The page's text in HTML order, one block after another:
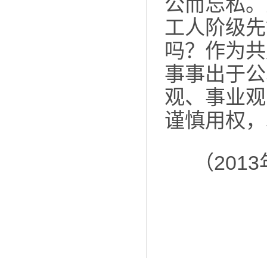
工人阶级
吗？作为
事事出于
观、事业
谨慎用权
（